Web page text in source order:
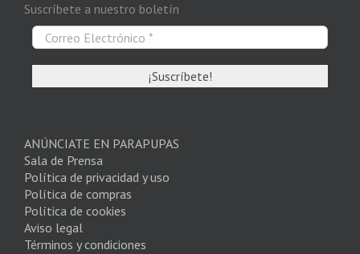
Suscríbete a nuestro boletín
ANÚNCIATE EN PARAPUPAS
Sala de Prensa
Política de privacidad y uso
Política de compras
Política de cookies
Aviso legal
Términos y condiciones